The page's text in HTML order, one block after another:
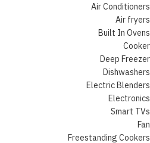
Air Conditioners
Air fryers
Built In Ovens
Cooker
Deep Freezer
Dishwashers
Electric Blenders
Electronics
Smart TVs
Fan
Freestanding Cookers